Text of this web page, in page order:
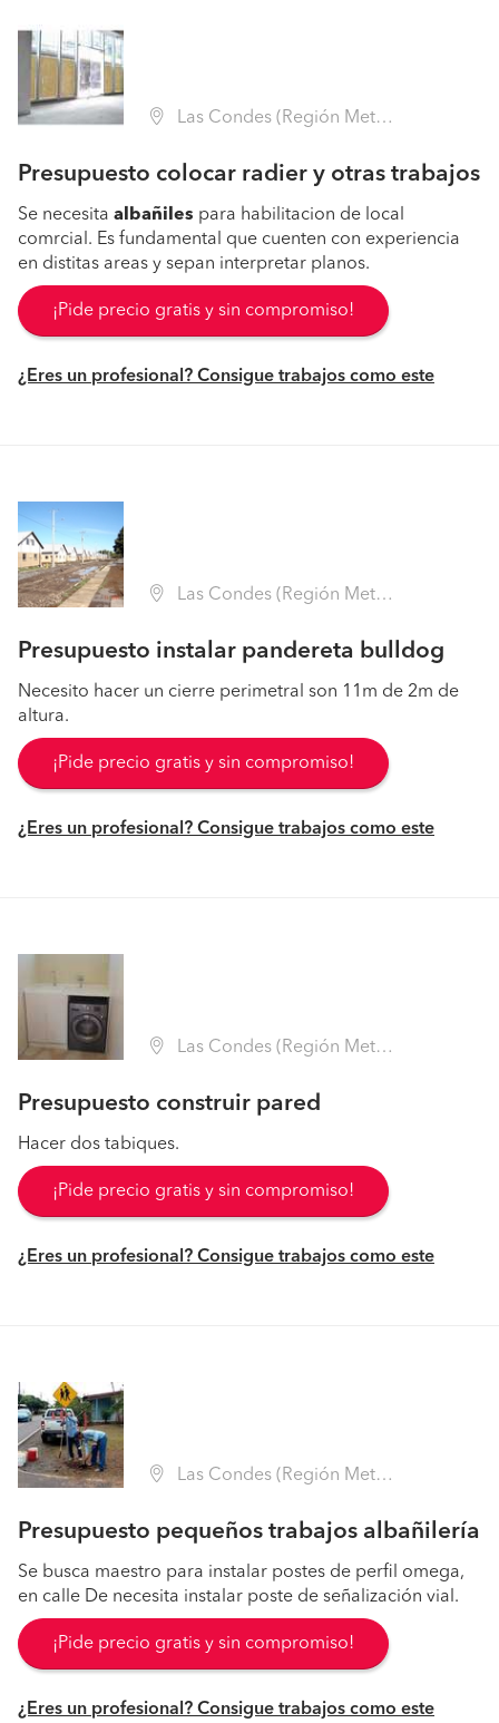
Las Condes (Región Metropolitana - Santiago)
Presupuesto colocar radier y otras trabajos
Se necesita albañiles para habilitacion de local
comrcial. Es fundamental que cuenten con experiencia
en distitas areas y sepan interpretar planos.
¡Pide precio gratis y sin compromiso!
¿Eres un profesional? Consigue trabajos como este
Las Condes (Región Metropolitana - Santiago)
Presupuesto instalar pandereta bulldog
Necesito hacer un cierre perimetral son 11m de 2m de
altura.
¡Pide precio gratis y sin compromiso!
¿Eres un profesional? Consigue trabajos como este
Las Condes (Región Metropolitana - Santiago)
Presupuesto construir pared
Hacer dos tabiques.
¡Pide precio gratis y sin compromiso!
¿Eres un profesional? Consigue trabajos como este
Las Condes (Región Metropolitana - Santiago)
Presupuesto pequeños trabajos albañilería
Se busca maestro para instalar postes de perfil omega,
en calle De necesita instalar poste de señalización vial.
¡Pide precio gratis y sin compromiso!
¿Eres un profesional? Consigue trabajos como este